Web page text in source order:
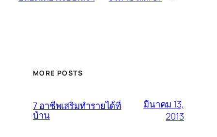
MORE POSTS
7 อาชีพเสริมทำรายได้ที่
บ้าน
มีนาคม 13,
2013